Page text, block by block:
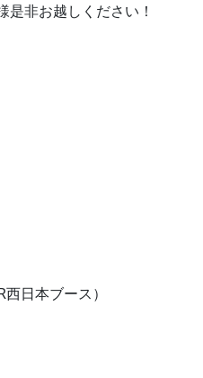
非お越しください！
日本ブース）